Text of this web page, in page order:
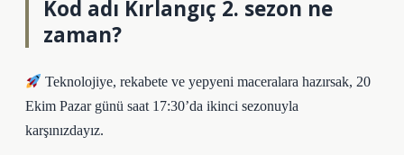
Kod adı Kırlangıç 2. sezon ne
zaman?
Teknolojiye, rekabete ve yepyeni maceralara hazırsak, 20
Ekim Pazar günü saat 17:30’da ikinci sezonuyla
karşınızdayız.